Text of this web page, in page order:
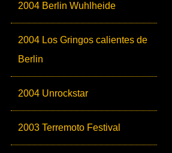
2004 Berlin Wuhlheide
2004 Los Gringos calientes de
Berlin
2004 Unrockstar
2003 Terremoto Festival